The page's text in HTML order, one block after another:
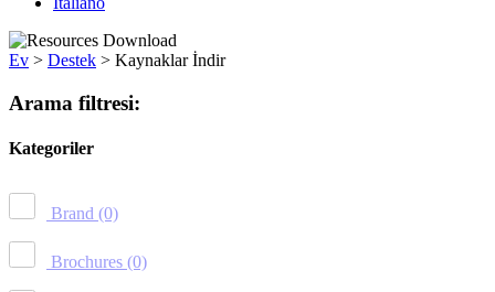
Ev > Destek > Kaynaklar İndir
Arama filtresi:
Kategoriler
Brand (0)
Brochures (0)